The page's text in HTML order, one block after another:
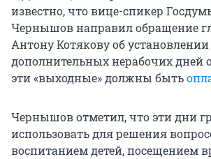
известно, что вице-спикер
Чернышов направил обращение
Антону Котякову об
дополнительных нерабочих дней
эти «выходные» должны быть
Чернышов отметил, что эти дни
использовать для решения
воспитанием детей, посещением